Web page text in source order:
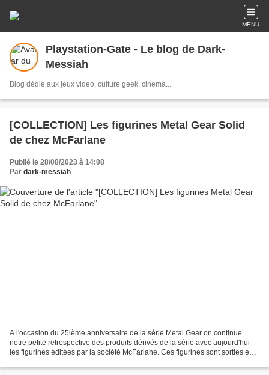
MENU
Playstation-Gate - Le blog de Dark-
Messiah
Blog dédié aux jeux video, culture geek, cinema...
[COLLECTION] Les figurines Metal Gear Solid
de chez McFarlane
Publié le 28/08/2023 à 14:08
Par dark-messiah
A l'occasion du 25ième anniversaire de la série Metal Gear on continue
notre petite retrospective des produits dérivés de la série avec aujourd'hui
les figurines éditées par la société McFarlane. Ces figurines sont sorties en